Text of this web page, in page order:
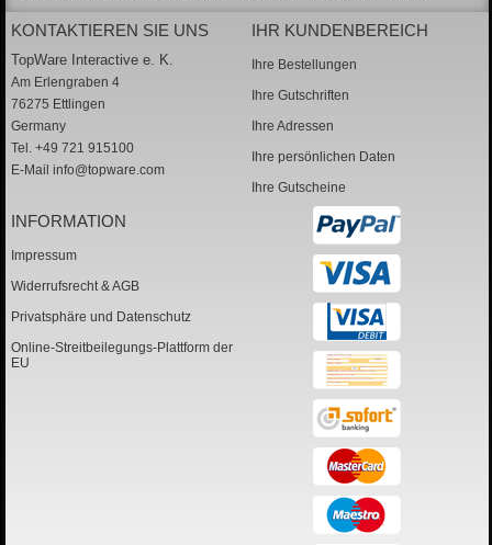
KONTAKTIEREN SIE UNS
TopWare Interactive e. K.
Am Erlengraben 4
76275 Ettlingen
Germany
Tel. +49 721 915100
E-Mail info@topware.com
IHR KUNDENBEREICH
Ihre Bestellungen
Ihre Gutschriften
Ihre Adressen
Ihre persönlichen Daten
Ihre Gutscheine
INFORMATION
Impressum
Widerrufsrecht & AGB
Privatsphäre und Datenschutz
Online-Streitbeilegungs-Plattform der
EU